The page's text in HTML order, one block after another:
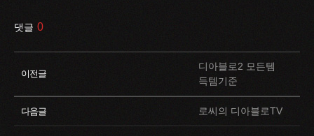
댓글 0
이전글
디아블로2 모든템
득템기준
다음글 로씨의 디아블로TV